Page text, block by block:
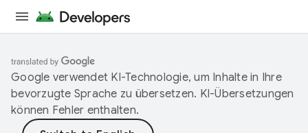
Google verwendet KI-Technologie, um Inhalte in Ihre
bevorzugte Sprache zu übersetzen. KI-Übersetzungen
können Fehler enthalten.